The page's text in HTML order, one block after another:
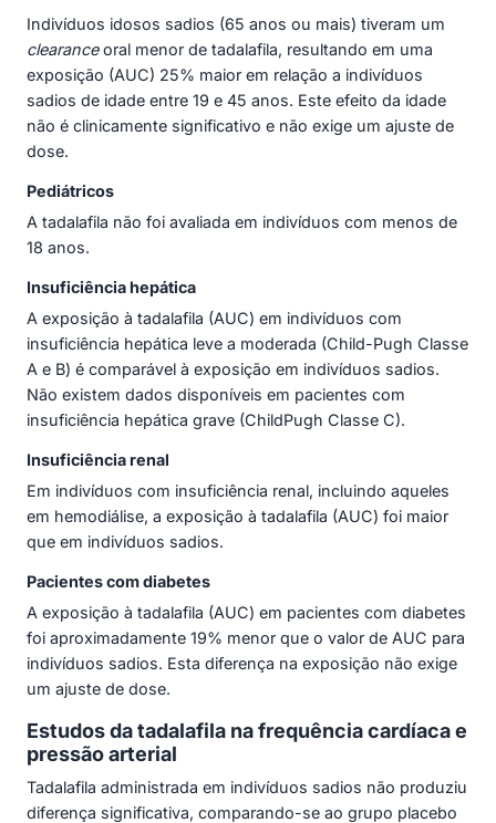
Indivíduos idosos sadios (65 anos ou mais) tiveram um
clearanceoral menor de tadalafila, resultando em uma
exposição (AUC) 25% maior em relação a indivíduos
sadios de idade entre 19 e 45 anos. Este efeito da idade
não é clinicamente significativo e não exige um ajuste de
dose.
Pediátricos
A tadalafila não foi avaliada em indivíduos com menos de
18 anos.
Insuficiência hepática
A exposição à tadalafila (AUC) em indivíduos com
insuficiência hepática leve a moderada (Child-Pugh Classe
A e B) é comparável à exposição em indivíduos sadios.
Não existem dados disponíveis em pacientes com
insuficiência hepática grave (ChildPugh Classe C).
Insuficiência renal
Em indivíduos com insuficiência renal, incluindo aqueles
em hemodiálise, a exposição à tadalafila (AUC) foi maior
que em indivíduos sadios.
Pacientes com diabetes
A exposição à tadalafila (AUC) em pacientes com diabetes
foi aproximadamente 19% menor que o valor de AUC para
indivíduos sadios. Esta diferença na exposição não exige
um ajuste de dose.
Estudos da tadalafila na frequência cardíaca e
pressão arterial
Tadalafila administrada em indivíduos sadios não produziu
diferença significativa, comparando-se ao grupo placebo